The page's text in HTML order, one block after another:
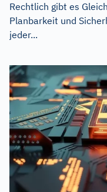
Rechtlich gibt es
Planbarkeit und
jeder...